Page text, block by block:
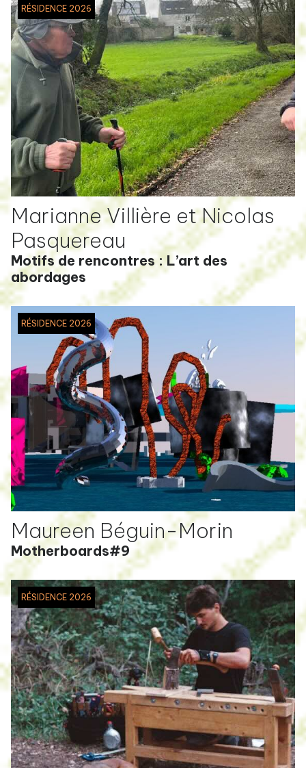
RÉSIDENCE 2026
Marianne Villière et Nicolas
Pasquereau
Motifs de rencontres : L’art des
abordages
RÉSIDENCE 2026
Maureen Béguin-Morin
Motherboards#9
RÉSIDENCE 2026